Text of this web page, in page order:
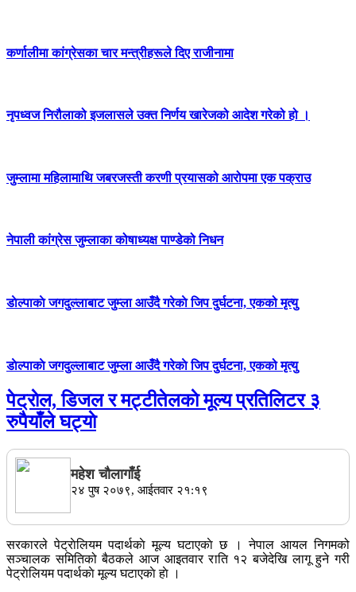
कर्णालीमा कांग्रेसका चार मन्त्रीहरूले दिए राजीनामा
नृपध्वज निरौलाको इजलासले उक्त निर्णय खारेजको आदेश गरेको हो ।
जुम्लामा महिलामाथि जबरजस्ती करणी प्रयासको आरोपमा एक पक्राउ
नेपाली कांग्रेस जुम्लाका कोषाध्यक्ष पाण्डेको निधन
डाेल्पाकाे जगदुल्लाबाट जुम्ला आउँदै गरेकाे जिप दुर्घटना, एकको मृत्यु
डाेल्पाकाे जगदुल्लाबाट जुम्ला आउँदै गरेकाे जिप दुर्घटना, एकको मृत्यु
पेट्राेल, डिजल र मट्टीतेलकाे मूल्य प्रतिलिटर ३
रुपैयाँले घट्याे
महेश चाैलागाँई
२४ पुष २०७९, आईतवार २१:१९
सरकारले पेट्राेलियम पदार्थकाे मूल्य घटाएकाे छ । नेपाल आयल निगमको
सञ्चालक समितिको बैठकले आज आइतवार राति १२ बजेदेखि लागू हुने गरी
पेट्राेलियम पदार्थकाे मूल्य घटाएकाे हाे ।